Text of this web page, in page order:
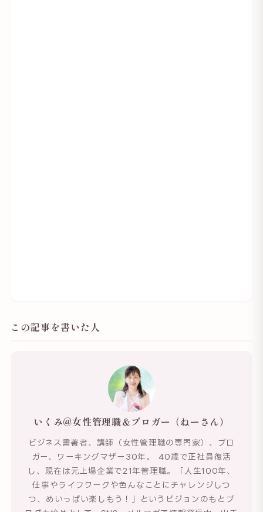
この記事を書いた人
いくみ@女性管理職＆ブロガー（ねーさん）
ビジネス書著者、講師（女性管理職の専門家）、ブロ
ガー、ワーキングマザー30年。 40歳で正社員復活
し、現在は元上場企業で21年管理職。「人生100年、
仕事やライフワークや色んなことにチャレンジしつ
つ、めいっぱい楽しもう！」というビジョンのもとブ